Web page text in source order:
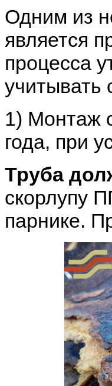
Одним из
является
процесса
1) Монтаж
года, при
Труба
скорлупу
парнике.